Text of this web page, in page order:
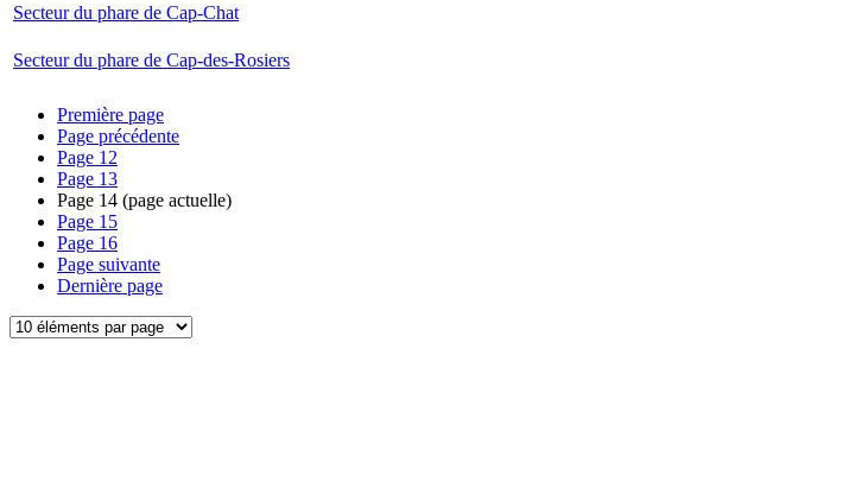
Secteur du phare de Cap-Chat
Secteur du phare de Cap-des-Rosiers
Première page
Page précédente
Page 12
Page 13
Page 14 (page actuelle)
Page 15
Page 16
Page suivante
Dernière page